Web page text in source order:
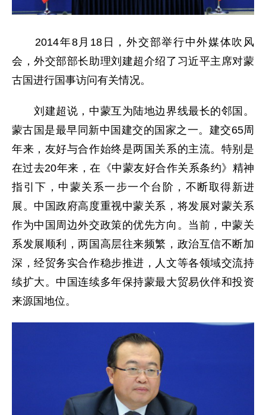
2014年8月18日，外交部举行中外媒体吹风
会，外交部部长助理刘建超介绍了习近平主席对蒙
古国进行国事访问有关情况。
刘建超说，中蒙互为陆地边界线最长的邻国。
蒙古国是最早同新中国建交的国家之一。建交65周
年来，友好与合作始终是两国关系的主流。特别是
在过去20年来，在《中蒙友好合作关系条约》精神
指引下，中蒙关系一步一个台阶，不断取得新进
展。中国政府高度重视中蒙关系，将发展对蒙关系
作为中国周边外交政策的优先方向。当前，中蒙关
系发展顺利，两国高层往来频繁，政治互信不断加
深，经贸务实合作稳步推进，人文等各领域交流持
续扩大。中国连续多年保持蒙最大贸易伙伴和投资
来源国地位。